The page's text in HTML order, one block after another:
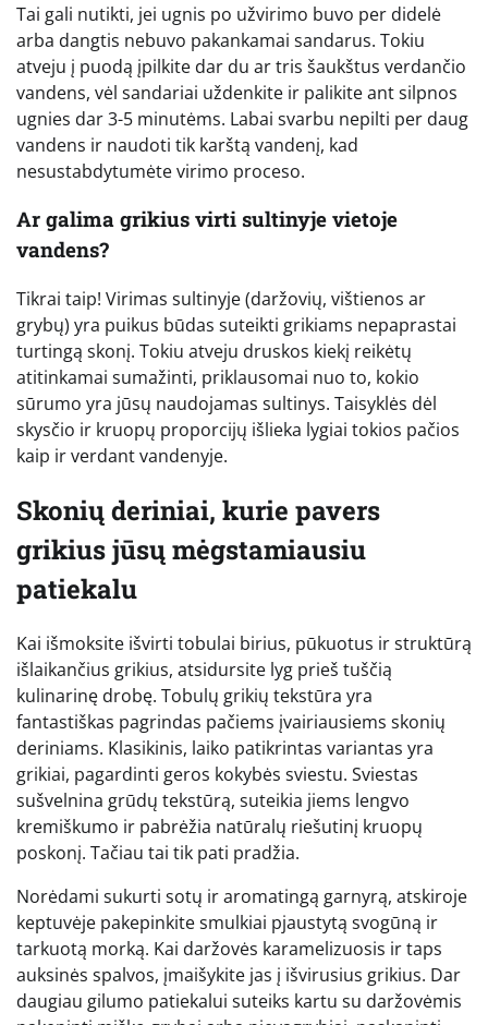
Tai gali nutikti, jei ugnis po užvirimo buvo per didelė
arba dangtis nebuvo pakankamai sandarus. Tokiu
atveju į puodą įpilkite dar du ar tris šaukštus verdančio
vandens, vėl sandariai uždenkite ir palikite ant silpnos
ugnies dar 3-5 minutėms. Labai svarbu nepilti per daug
vandens ir naudoti tik karštą vandenį, kad
nesustabdytumėte virimo proceso.
Ar galima grikius virti sultinyje vietoje
vandens?
Tikrai taip! Virimas sultinyje (daržovių, vištienos ar
grybų) yra puikus būdas suteikti grikiams nepaprastai
turtingą skonį. Tokiu atveju druskos kiekį reikėtų
atitinkamai sumažinti, priklausomai nuo to, kokio
sūrumo yra jūsų naudojamas sultinys. Taisyklės dėl
skysčio ir kruopų proporcijų išlieka lygiai tokios pačios
kaip ir verdant vandenyje.
Skonių deriniai, kurie pavers
grikius jūsų mėgstamiausiu
patiekalu
Kai išmoksite išvirti tobulai birius, pūkuotus ir struktūrą
išlaikančius grikius, atsidursite lyg prieš tuščią
kulinarinę drobę. Tobulų grikių tekstūra yra
fantastiškas pagrindas pačiems įvairiausiems skonių
deriniams. Klasikinis, laiko patikrintas variantas yra
grikiai, pagardinti geros kokybės sviestu. Sviestas
sušvelnina grūdų tekstūrą, suteikia jiems lengvo
kremiškumo ir pabrėžia natūralų riešutinį kruopų
poskonį. Tačiau tai tik pati pradžia.
Norėdami sukurti sotų ir aromatingą garnyrą, atskiroje
keptuvėje pakepinkite smulkiai pjaustytą svogūną ir
tarkuotą morką. Kai daržovės karamelizuosis ir taps
auksinės spalvos, įmaišykite jas į išvirusius grikius. Dar
daugiau gilumo patiekalui suteiks kartu su daržovėmis